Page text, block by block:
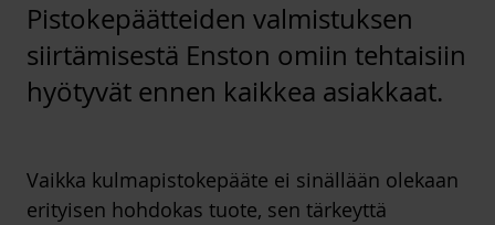
Pistokepäätteiden valmistuksen
siirtämisestä Enston omiin tehtaisiin
hyötyvät ennen kaikkea asiakkaat.
Vaikka kulmapistokepääte ei sinällään olekaan
erityisen hohdokas tuote, sen tärkeyttä